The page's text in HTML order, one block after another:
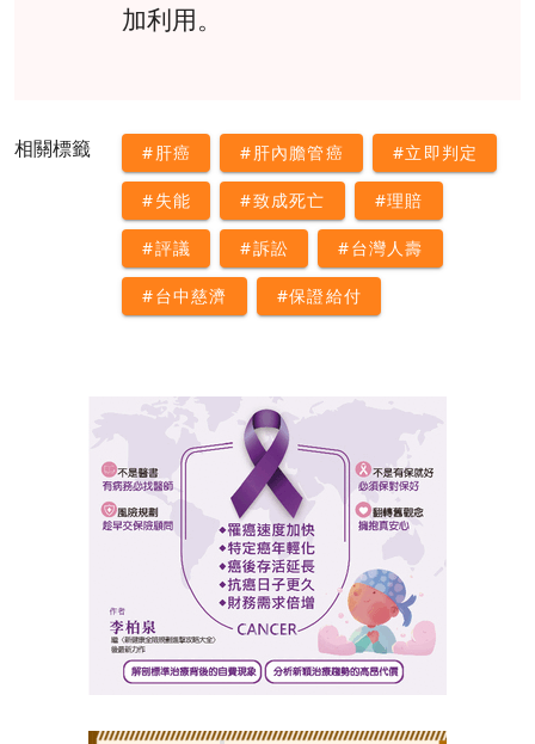
加利用。
相關標籤 #肝癌 #肝內膽管癌 #立即判定
#失能 #致成死亡 #理賠
#評議 #訴訟 #台灣人壽
#台中慈濟 #保證給付